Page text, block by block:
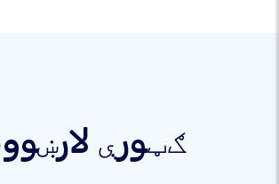
ګټورې